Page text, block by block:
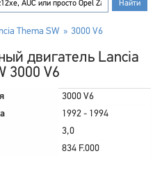
Thema SW 3000 V6
двигатель Lancia
3000 V6
3000 V6
1992 - 1994
3,0
834 F.000